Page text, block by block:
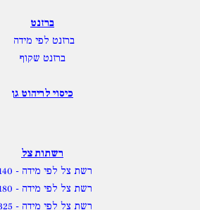
ברזנט
ברזנט לפי מידה
ברזנט שקוף
כיסוי לריהוט גן
רשתות צל
רשת צל לפי מידה - 140ג'
רשת צל לפי מידה - 180ג'
רשת צל לפי מידה - 325ג'